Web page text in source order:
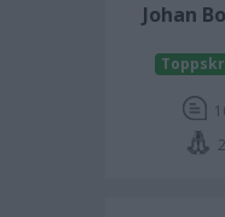
Johan